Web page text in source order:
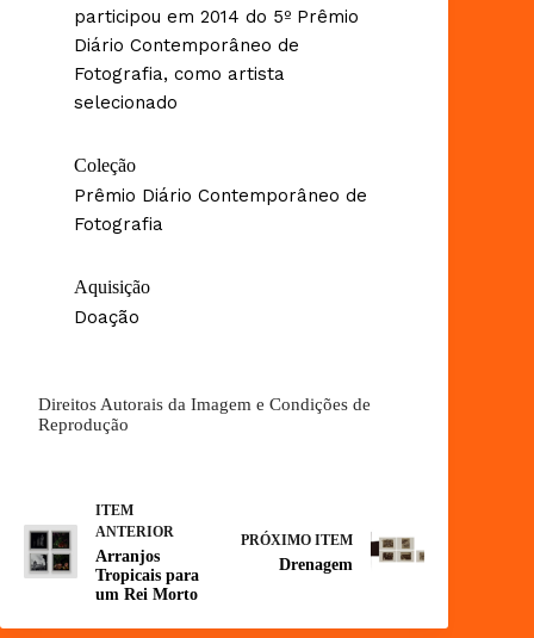
participou em 2014 do 5º Prêmio
Diário Contemporâneo de
Fotografia, como artista
selecionado
Coleção
Prêmio Diário Contemporâneo de
Fotografia
Aquisição
Doação
Direitos Autorais da Imagem e Condições de
Reprodução
ITEM
ANTERIOR
Arranjos
Tropicais para
um Rei Morto
PRÓXIMO ITEM
Drenagem